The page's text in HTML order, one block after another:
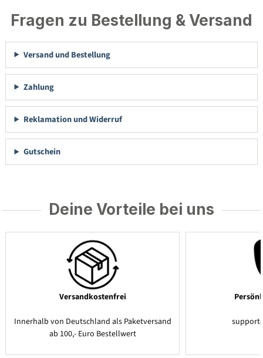
Fragen zu Bestellung & Versand
Versand und Bestellung
Zahlung
Reklamation und Widerruf
Gutschein
Deine Vorteile bei uns
Versandkostenfrei
Innerhalb von Deutschland als Paketversand
ab 100,- Euro Bestellwert